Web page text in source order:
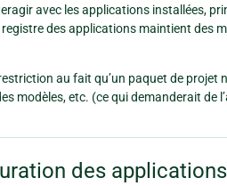
avec les applications installées,
des applications maintient des
au fait qu’un paquet de
modèles, etc. (ce qui demanderait de
des applications